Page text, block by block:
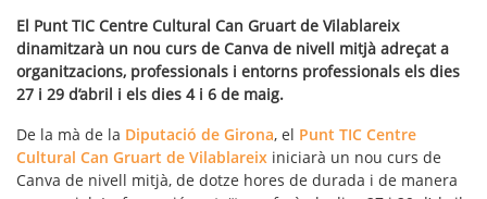
El Punt TIC Centre Cultural Can Gruart de Vilablareix
dinamitzarà un nou curs de Canva de nivell mitjà adreçat a
organitzacions, professionals i entorns professionals els dies
27 i 29 d’abril i els dies 4 i 6 de maig.
De la mà de la Diputació de Girona, el Punt TIC Centre
Cultural Can Gruart de Vilablareix iniciarà un nou curs de
Canva de nivell mitjà, de dotze hores de durada i de manera